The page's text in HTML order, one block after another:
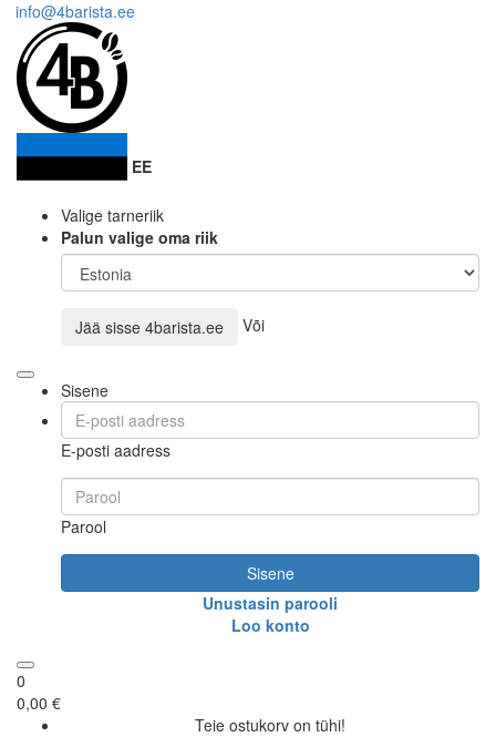
info@4barista.ee
EE
Valige tarneriik
Palun valige oma riik
Jää sisse 4barista.ee Või
Sisene
E-posti aadress
Parool
Sisene
Unustasin parooli
Loo konto
0
0,00 €
Teie ostukorv on tühi!